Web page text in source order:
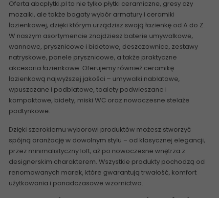
Oferta abcplytki.pl to nie tylko płytki ceramiczne, gresy czy
mozaiki, ale także bogaty wybór armatury i ceramiki
łazienkowej, dzięki którym urządzisz swoją łazienkę od A do Z.
W naszym asortymencie znajdziesz baterie umywalkowe,
wannowe, prysznicowe i bidetowe, deszczownice, zestawy
natryskowe, panele prysznicowe, a także praktyczne
akcesoria łazienkowe. Oferujemy również ceramikę
łazienkową najwyższej jakości – umywalki nablatowe,
wpuszczane i podblatowe, toalety podwieszane i
kompaktowe, bidety, miski WC oraz nowoczesne stelaże
podtynkowe.
Dzięki szerokiemu wyborowi produktów możesz stworzyć
spójną aranżację w dowolnym stylu – od klasycznej elegancji,
przez minimalistyczny loft, aż po nowoczesne wnętrza z
designerskim charakterem. Wszystkie produkty pochodzą od
renomowanych marek, które gwarantują trwałość, komfort
użytkowania i ponadczasowe wzornictwo.